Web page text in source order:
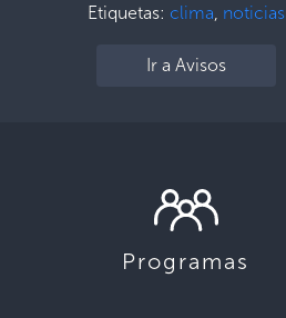
Etiquetas: clima, noticias
Ir a Avisos
Programas